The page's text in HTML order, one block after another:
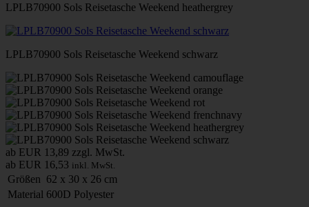
LPLB70900 Sols Reisetasche Weekend heathergrey
LPLB70900 Sols Reisetasche Weekend schwarz
ab EUR 13,89 zzgl. MwSt.
ab EUR 16,53 inkl. MwSt.
Größen 62 x 30 x 26 cm
Material 600D Polyester